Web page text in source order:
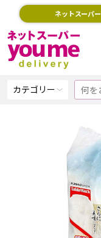
ネットスーパー
カテゴリー